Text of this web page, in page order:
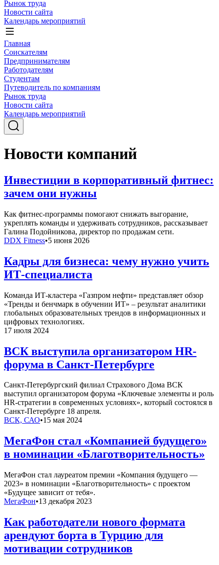
Рынок труда
Новости сайта
Календарь мероприятий
Главная
Соискателям
Предпринимателям
Работодателям
Студентам
Путеводитель по компаниям
Рынок труда
Новости сайта
Календарь мероприятий
Новости компаний
Инвестиции в корпоративный фитнес:
зачем они нужны
Как фитнес-программы помогают снижать выгорание,
укреплять команды и удерживать сотрудников, рассказывает
Галина Подойникова, директор по продажам сети.
DDX Fitness•5 июня 2026
Кадры для бизнеса: чему нужно учить
ИТ-специалиста
Команда ИТ-кластера «Газпром нефти» представляет обзор
«Тренды и бенчмарк в обучении ИТ» – результат аналитики
глобальных образовательных трендов в информационных и
цифровых технологиях.
17 июля 2024
ВСК выступила организатором HR-
форума в Санкт-Петербурге
Санкт-Петербургский филиал Страхового Дома ВСК
выступил организатором форума «Ключевые элементы и роль
HR-стратегии в современных условиях», который состоялся в
Санкт-Петербурге 18 апреля.
ВСК, САО•15 мая 2024
МегаФон стал «Компанией будущего»
в номинации «Благотворительность»
МегаФон стал лауреатом премии «Компания будущего —
2023» в номинации «Благотворительность» с проектом
«Будущее зависит от тебя».
МегаФон•13 декабря 2023
Как работодатели нового формата
арендуют борта в Турцию для
мотивации сотрудников